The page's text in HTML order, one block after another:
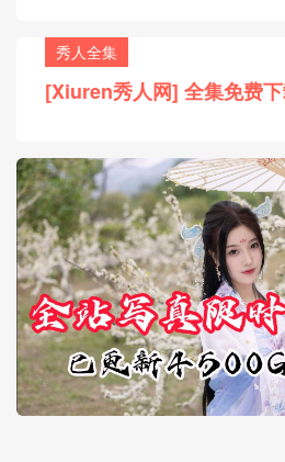
秀人全集
[Xiuren秀人网] 全集免费